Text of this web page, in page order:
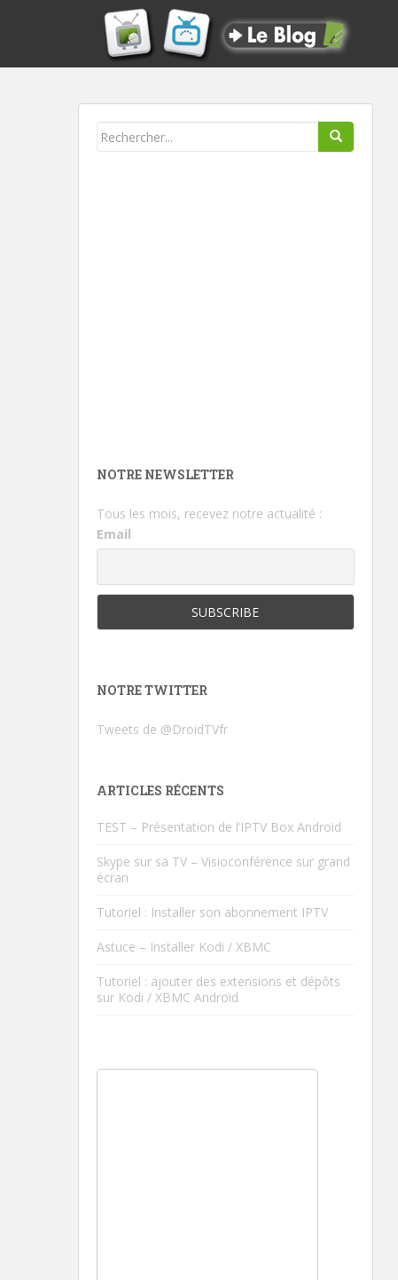
NOTRE NEWSLETTER
Tous les mois, recevez notre actualité :
Email
NOTRE TWITTER
Tweets de @DroidTVfr
ARTICLES RÉCENTS
TEST – Présentation de l’IPTV Box Android
Skype sur sa TV – Visioconférence sur grand
écran
Tutoriel : Installer son abonnement IPTV
Astuce – Installer Kodi / XBMC
Tutoriel : ajouter des extensions et dépôts
sur Kodi / XBMC Android